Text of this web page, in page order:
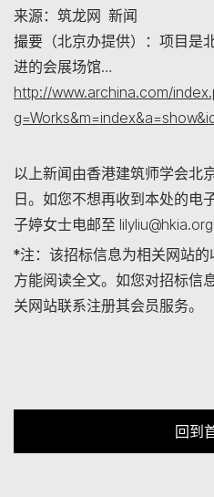
来源：筑龙网 新闻
撮要（北京办提供）：项目是
进的会展场馆…
http://www.archina.com/
以上新闻由香港建筑师学会北
日。如您不想再收到本处的电
子婷女士电邮至
*注：该招标信息为相关网站
方能阅读全文。如您对招标信
关网站联系注册其会员服务。
回到